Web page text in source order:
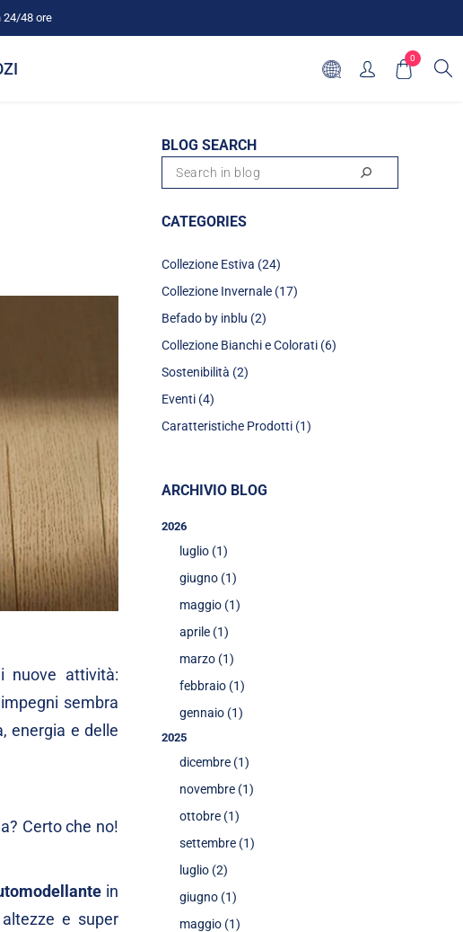
24/48 ore
0
nuove attività:
sembra
energia e delle
Certo che no!
in
e super
BLOG SEARCH
CATEGORIES
Collezione Estiva (24)
Collezione Invernale (17)
Befado by inblu (2)
Collezione Bianchi e Colorati (6)
Sostenibilità (2)
Eventi (4)
Caratteristiche Prodotti (1)
ARCHIVIO BLOG
2026
luglio (1)
giugno (1)
maggio (1)
aprile (1)
marzo (1)
febbraio (1)
gennaio (1)
2025
dicembre (1)
novembre (1)
ottobre (1)
settembre (1)
luglio (2)
giugno (1)
maggio (1)